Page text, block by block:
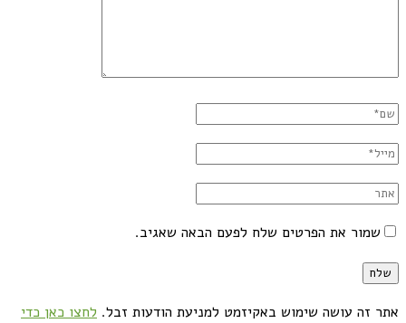
שמור את הפרטים שלח לפעם הבאה שאגיב.
אתר זה עושה שימוש באקיזמט למניעת הודעות זבל. לחצו כאן כדי